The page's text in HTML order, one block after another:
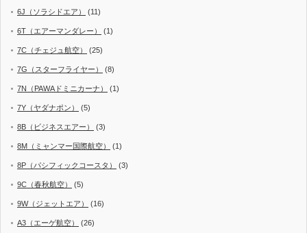
6J（ソラシドエア） (11)
6T（エアーマンダレー） (1)
7C（チェジュ航空） (25)
7G（スターフライヤー） (8)
7N（PAWAドミニカーナ） (1)
7Y（ヤダナポン） (5)
8B（ビジネスエアー） (3)
8M（ミャンマー国際航空） (1)
8P（パシフィックコースタ） (3)
9C（春秋航空） (5)
9W（ジェットエア） (16)
A3（エーゲ航空） (26)